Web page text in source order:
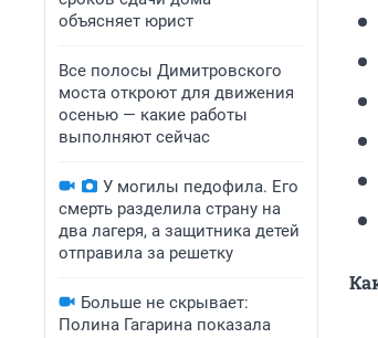
объясняет юрист
Все полосы Димитровского
моста откроют для движения
осенью — какие работы
выполняют сейчас
У могилы педофила. Его
смерть разделила страну на
два лагеря, а защитника детей
отправила за решетку
Больше не скрывает:
Полина Гагарина показала